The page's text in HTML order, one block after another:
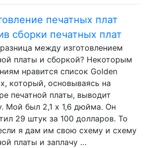
печатных плат
сборки печатных плат
между изготовлением
платы и сборкой? Некоторым
нравится список Golden
который, основываясь на
печатной платы, выводит
Мой был 2,1 х 1,6 дюйма. Он
29 штук за 100 долларов. То
я дам им свою схему и схему
платы и заплачу …